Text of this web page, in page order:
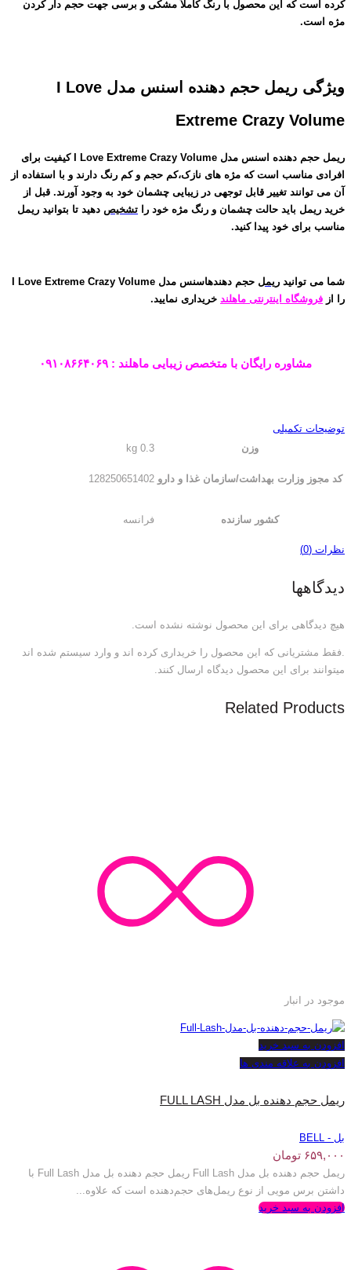
کرده است که این محصول با رنگ کاملاً مشکی و برسی جهت حجم دار کردن
مژه است.
ویژگی ریمل حجم دهنده اسنس مدل I Love
Extreme Crazy Volume
ریمل حجم دهنده اسنس مدل I Love Extreme Crazy Volume کیفیت برای
افرادی مناسب است که مژه های نازک،کم حجم و کم رنگ دارند و با استفاده از
آن می توانند تغییر قابل توجهی در زیبایی چشمان خود به وجود آورند. قبل از
خرید ریمل باید حالت چشمان و رنگ مژه خود را تشخیص دهید تا بتوانید ریمل
مناسب برای خود پیدا کنید.
شما می توانید ریمل
حجم دهندهاسنس مدل I Love Extreme Crazy Volume
را از فروشگاه اینترنتی ماهلند خریداری نمایید.
مشاوره رایگان با متخصص زیبایی ماهلند : ۰۹۱۰۸۶۶۴۰۶۹
توضیحات تکمیلی
وزن
0.3 kg
کد مجوز وزارت بهداشت/سازمان غذا و دارو 128250651402
کشور سازنده فرانسه
نظرات (0)
دیدگاهها
هیچ دیدگاهی برای این محصول نوشته نشده است.
.فقط مشتریانی که این محصول را خریداری کرده اند و وارد سیستم شده اند
میتوانند برای این محصول دیدگاه ارسال کنند.
Related Products
موجود در انبار
افزودن به سبد خرید
افزودن به علاقه مندی ها
ریمل حجم دهنده بل مدل FULL LASH
بل - BELL
۶۵۹,۰۰۰ تومان
ریمل حجم دهنده بل مدل Full Lash ریمل حجم دهنده بل مدل Full Lash با
داشتن برس مویی از نوع ریمل‌های حجم‌دهنده است که علاوه...
افزودن به سبد خرید